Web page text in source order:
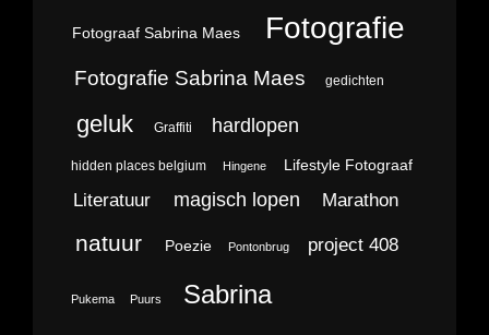
Fotograaf Sabrina Maes Fotografie
Fotografie Sabrina Maes gedichten
geluk Graffiti hardlopen
hidden places belgium Hingene Lifestyle Fotograaf
Literatuur magisch lopen Marathon
natuur Poezie Pontonbrug project 408
Pukema Puurs Sabrina